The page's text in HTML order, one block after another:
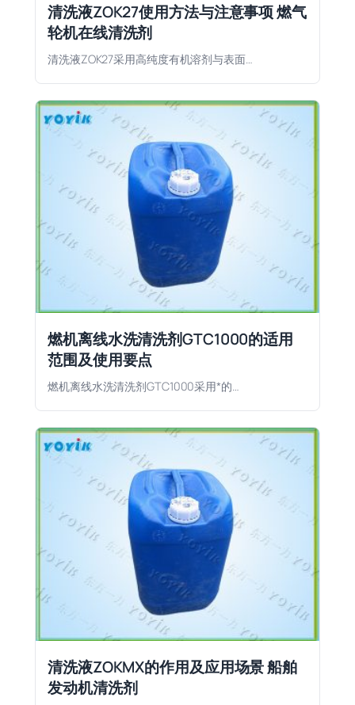
清洗液ZOK27使用方法与注意事项 燃气
轮机在线清洗剂
清洗液ZOK27采用高纯度有机溶剂与表面…
燃机离线水洗清洗剂GTC1000的适用
范围及使用要点
燃机离线水洗清洗剂GTC1000采用*的…
清洗液ZOKMX的作用及应用场景 船舶
发动机清洗剂